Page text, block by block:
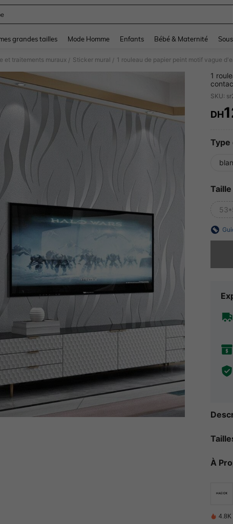
grandes tailles Mode Homme Enfants Bébé & Maternité
et traitements muraux / Sticker mural /
1
SKU:
DH
Type
Taille
À
4.8K